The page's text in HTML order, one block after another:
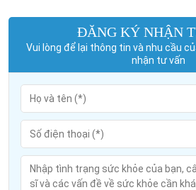
ĐĂNG KÝ NHẬN
Vui lòng để lại thông tin và nhu cầu
nhận tư vấn